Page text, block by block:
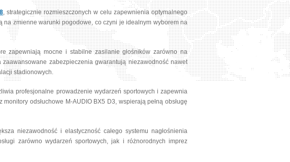
, strategicznie rozmieszczonych w celu zapewnienia optymalnego
na zmienne warunki pogodowe, co czyni je idealnym wyborem na
zapewniają mocne i stabilne zasilanie głośników zarówno na
zabezpieczenia gwarantują niezawodność nawet
stadionowych.
profesjonalne prowadzenie wydarzeń sportowych i zapewnia
odsłuchowe M-AUDIO BX5 D3, wspierają pełną obsługę
niezawodność i elastyczność całego systemu nagłośnienia
zarówno wydarzeń sportowych, jak i różnorodnych imprez